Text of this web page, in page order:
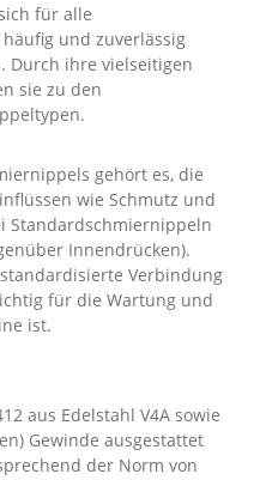
für alle
und zuverlässig
Durch ihre vielseitigen
sie zu den
gehört es, die
wie Schmutz und
Standardschmiernippeln
Innendrücken).
Verbindung
für die Wartung und
ist.
aus Edelstahl V4A sowie
Gewinde ausgestattet
der Norm von